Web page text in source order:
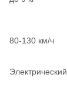
80-130 км/ч
Электрический